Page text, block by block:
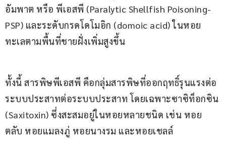
อัมพาต หรือ พีเอสพี (Paralytic Shellfish Poisoning-
PSP) และระดับกรดโดโมอิก (domoic acid) ในหอย
ทะเลตามพื้นที่ชายฝั่งเพิ่มสูงขึ้น
ทั้งนี้ สารพิษพีเอสพี คือกลุ่มสารพิษที่ออกฤทธิ์รุนแรงต่อ
ระบบประสาทต่อระบบประสาท โดยเฉพาะซาซิท็อกซิน
(Saxitoxin) ซึ่งสะสมอยู่ในหอยหลายชนิด เช่น หอย
ตลับ หอยแมลงภู่ หอยนางรม และหอยเชลล์